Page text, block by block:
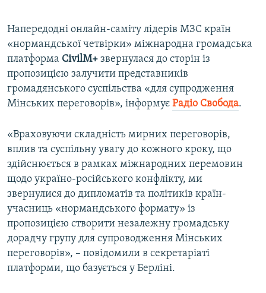
Напередодні онлайн-саміту лідерів МЗС країн
«нормандської четвірки» міжнародна громадська
платформа CivilM+ звернулася до сторін із
пропозицією залучити представників
громадянського суспільства «для супродження
Мінських переговорів», інформує Радіо Свобода.
«Враховуючи складність мирних переговорів,
вплив та суспільну увагу до кожного кроку, що
здійснюється в рамках міжнародних перемовин
щодо україно-російського конфлікту, ми
звернулися до дипломатів та політиків країн-
учасниць «нормандського формату» із
пропозицією створити незалежну громадську
дорадчу групу для супроводження Мінських
переговорів», – повідомили в секретаріаті
платформи, що базується у Берліні.